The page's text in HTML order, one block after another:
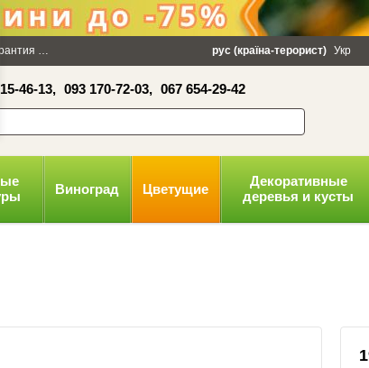
Оплата и доставка Политика
рус (країна-терорист) Укр
46-13, 093 170-72-03, 067 654-29-42
Виноград Цветущие
Декоративные
деревья и кусты